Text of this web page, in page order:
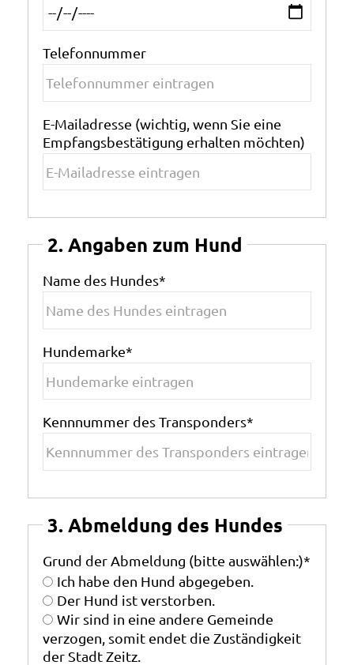
Telefonnummer
E-Mailadresse (wichtig, wenn Sie eine
Empfangsbestätigung erhalten möchten)
2. Angaben zum Hund
Name des Hundes*
Hundemarke*
Kennnummer des Transponders*
3. Abmeldung des Hundes
Grund der Abmeldung (bitte auswählen:)*
Ich habe den Hund abgegeben.
Der Hund ist verstorben.
Wir sind in eine andere Gemeinde
verzogen, somit endet die Zuständigkeit
der Stadt Zeitz.